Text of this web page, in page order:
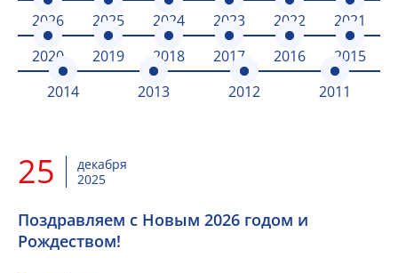
2026 2025 2024 2023 2022
2021
2020
2019 2018 2017 2016
2015
2014
2013 2012 2011
25
декабря
2025
Поздравляем с Новым 2026 годом и
Рождеством!